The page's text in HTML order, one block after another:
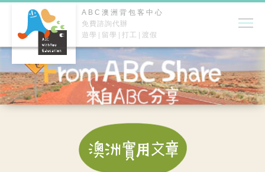
ABC澳洲背包客中心
免費諮詢代辦
遊學
留學 打工 渡假